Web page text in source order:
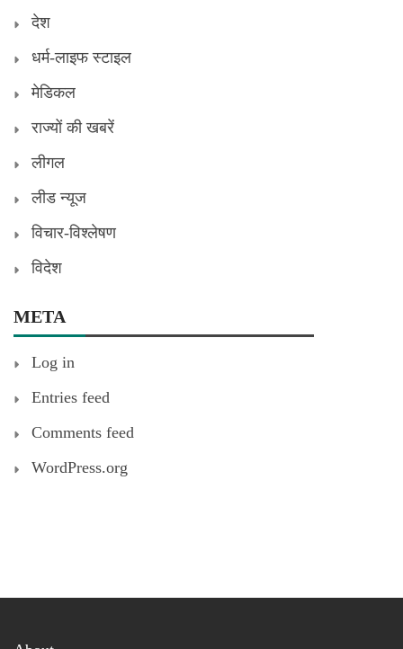
देश
धर्म-लाइफ स्टाइल
मेडिकल
राज्यों की खबरें
लीगल
लीड न्यूज
विचार-विश्लेषण
विदेश
META
Log in
Entries feed
Comments feed
WordPress.org